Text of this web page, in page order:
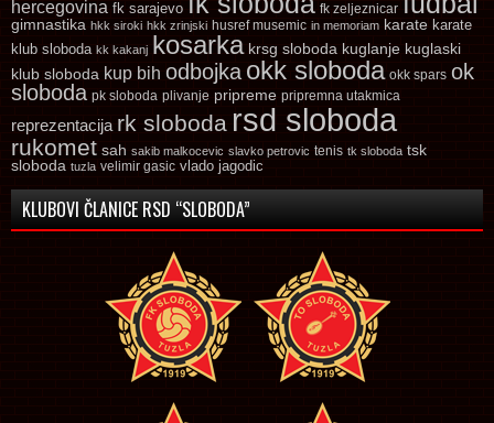
hercegovina fk sarajevo fk zeljeznicar
gimnastika hkk siroki hkk zrinjski husref musemic in memoriam karate karate
klub sloboda kk kakanj kosarka krsg sloboda kuglanje kuglaski
klub sloboda kup bih odbojka okk sloboda okk spars ok
sloboda pk sloboda plivanje pripreme pripremna utakmica
reprezentacija rk sloboda rsd sloboda
rukomet sah sakib malkocevic slavko petrovic tenis tk sloboda tsk
sloboda tuzla velimir gasic vlado jagodic
KLUBOVI ČLANICE RSD “SLOBODA”